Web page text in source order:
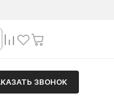
ЗВОНОК